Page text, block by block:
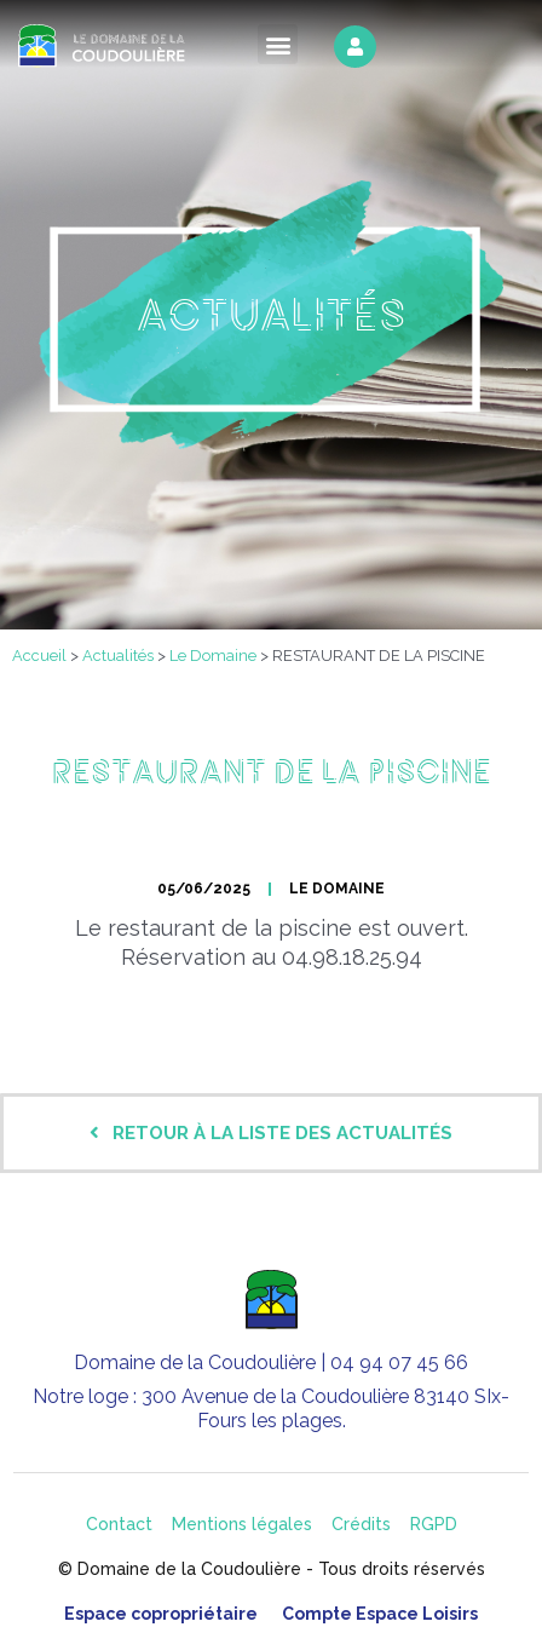
ACTUALITÉS
Accueil > Actualités > Le Domaine > RESTAURANT DE LA PISCINE
RESTAURANT DE LA PISCINE
05/06/2025 LE DOMAINE
Le restaurant de la piscine est ouvert.
Réservation au 04.98.18.25.94
RETOUR À LA LISTE DES ACTUALITÉS
Domaine de la Coudoulière | 04 94 07 45 66
Notre loge : 300 Avenue de la Coudoulière 83140 SIx-
Fours les plages.
Contact Mentions légales Crédits RGPD
© Domaine de la Coudoulière - Tous droits réservés
Espace copropriétaire Compte Espace Loisirs